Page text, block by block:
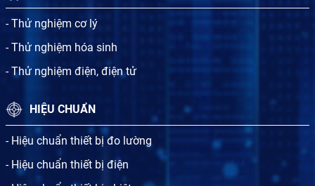
- Thử nghiệm cơ lý
- Thử nghiệm hóa sinh
- Thử nghiệm điện, điện tử
HIỆU CHUẨN
- Hiệu chuẩn thiết bị đo lường
- Hiệu chuẩn thiết bị điện